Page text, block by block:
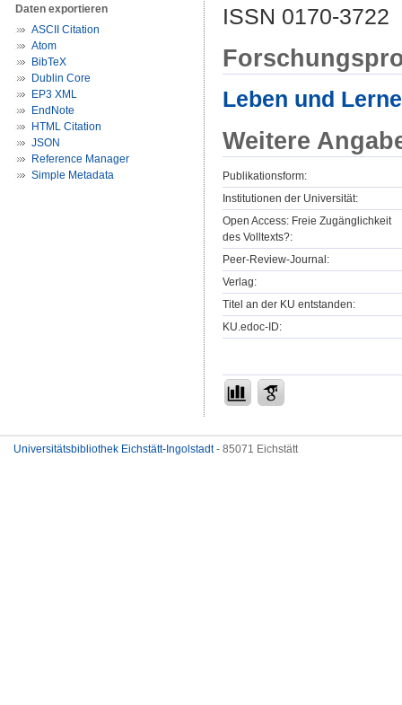
Daten exportieren
ASCII Citation
Atom
BibTeX
Dublin Core
EP3 XML
EndNote
HTML Citation
JSON
Reference Manager
Simple Metadata
ISSN 0170-3722
Leben und
Weitere
Publikationsform:
Institutionen der Universität:
Open Access: Freie Zugänglichkeit
des Volltexts?:
Peer-Review-Journal:
Verlag:
Titel an der KU entstanden:
KU.edoc-ID:
Universitätsbibliothek Eichstätt-Ingolstadt- 85071 Eichstätt